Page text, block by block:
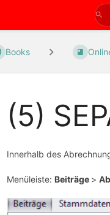
Books
(5)
Innerhalb des
Menüleiste: Beiträge >